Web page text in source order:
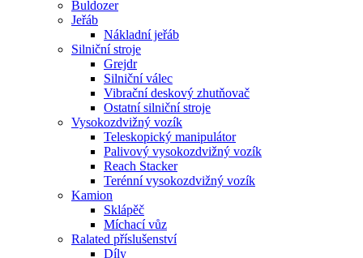
Buldozer
Jeřáb
Nákladní jeřáb
Silniční stroje
Grejdr
Silniční válec
Vibrační deskový zhutňovač
Ostatní silniční stroje
Vysokozdvižný vozík
Teleskopický manipulátor
Palivový vysokozdvižný vozík
Reach Stacker
Terénní vysokozdvižný vozík
Kamion
Sklápěč
Míchací vůz
Ralated příslušenství
Díly